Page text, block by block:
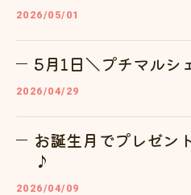
2026/05/01
5月1日＼プチマル
2026/04/29
お誕生月でプレゼン
♪
2026/04/09